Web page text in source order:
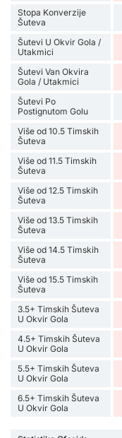
Stopa Konverzije
Šuteva
Šutevi U Okvir Gola /
Utakmici
Šutevi Van Okvira
Gola / Utakmici
Šutevi Po
Postignutom Golu
Više od 10.5 Timskih
Šuteva
Više od 11.5 Timskih
Šuteva
Više od 12.5 Timskih
Šuteva
Više od 13.5 Timskih
Šuteva
Više od 14.5 Timskih
Šuteva
Više od 15.5 Timskih
Šuteva
3.5+ Timskih Šuteva
U Okvir Gola
4.5+ Timskih Šuteva
U Okvir Gola
5.5+ Timskih Šuteva
U Okvir Gola
6.5+ Timskih Šuteva
U Okvir Gola